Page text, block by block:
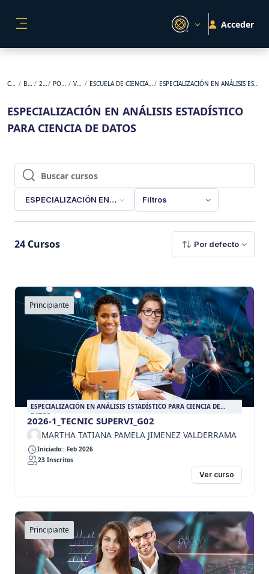
Acceder
Cursos BACKUP 2026-1 POSGRADO VIRTUAL ESCUELA DE CIENCIAS BÁSICAS Y APLICADAS ESPECIALIZACIÓN EN ANÁLISIS ESTADÍSTICO PARA CIENCIA DE DATOS
ESPECIALIZACIÓN EN ANÁLISIS ESTADÍSTICO
PARA CIENCIA DE DATOS
Buscar cursos
Buscar cursos
ESPECIALIZACIÓN EN ANÁLISIS ESTADÍSTICO PARA CIENCIA
Filtros
24 Cursos Por defecto
Principiante
ESPECIALIZACIÓN EN ANÁLISIS ESTADÍSTICO PARA CIENCIA DE
DATOS
2026-1_TECNIC SUPERVI_G02
MARTHA TATIANA PAMELA JIMENEZ VALDERRAMA
Iniciado:: Feb 2026
23 Inscritos
Ver curso
Principiante